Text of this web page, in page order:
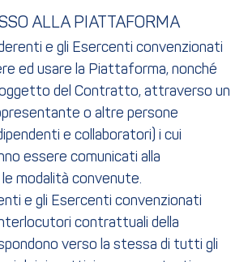
ALLA PIATTAFORMA
e gli Esercenti convenzionati
ed usare la Piattaforma, nonché
del Contratto, attraverso un
o altre persone
e collaboratori) i cui
essere comunicati alla
modalità convenute.
e gli Esercenti convenzionati
contrattuali della
verso la stessa di tutti gli